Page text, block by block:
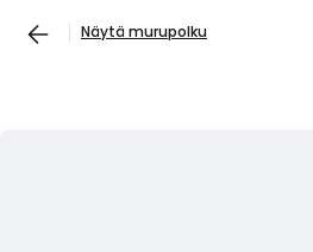
Näytä murupolku